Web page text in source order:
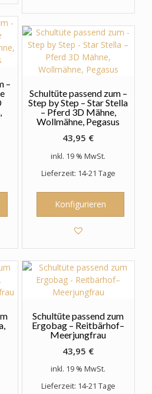
–
Schultüte passend zum –
Step by Step – Star Stella
– Pferd 3D Mähne,
Wollmähne, Pegasus
43,95 €
inkl. 19 % MwSt.
Lieferzeit: 14-21 Tage
Konfigurieren
Schultüte passend zum
Ergobag – Reitbärhof–
Meerjungfrau
43,95 €
inkl. 19 % MwSt.
Lieferzeit: 14-21 Tage